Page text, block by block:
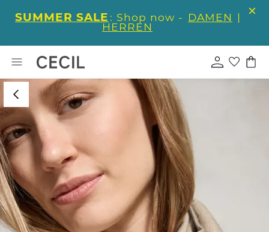
SUMMER SALE : Shop now - DAMEN |
HERREN